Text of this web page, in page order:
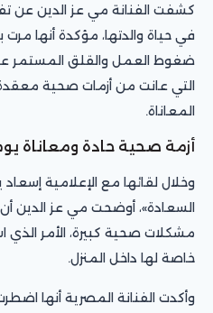
كشفت الفنانة مي عز الدين عن
في حياة والدتها، مؤكدة أنها
ضغوط العمل والقلق المستمر على
التي عانت من أزمات صحية
المعاناة.
أزمة صحية حادة ومعاناة
وخلال لقائها مع الإعلامية
السعادة»، أوضحت مي عز الدين
مشكلات صحية كبيرة، الأمر الذي
خاصة لها داخل المنزل.
وأكدت الفنانة المصرية أنها